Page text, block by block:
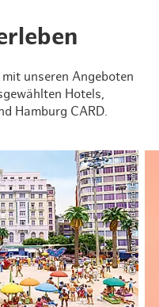
mit unseren Angeboten
Hotels,
Hamburg CARD.
© Miniatur Wunderland Hamburg